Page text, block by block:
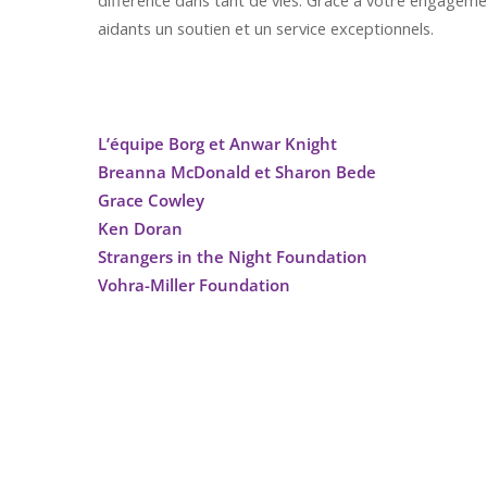
aidants un soutien et un service exceptionnels.
L’équipe Borg et Anwar Knight
Breanna McDonald et Sharon Bede
Grace Cowley
Ken Doran
Strangers in the Night Foundation
Vohra-Miller Foundation